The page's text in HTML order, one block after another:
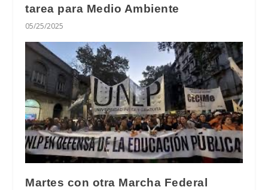
tarea para Medio Ambiente
05/25/2025
Martes con otra Marcha Federal